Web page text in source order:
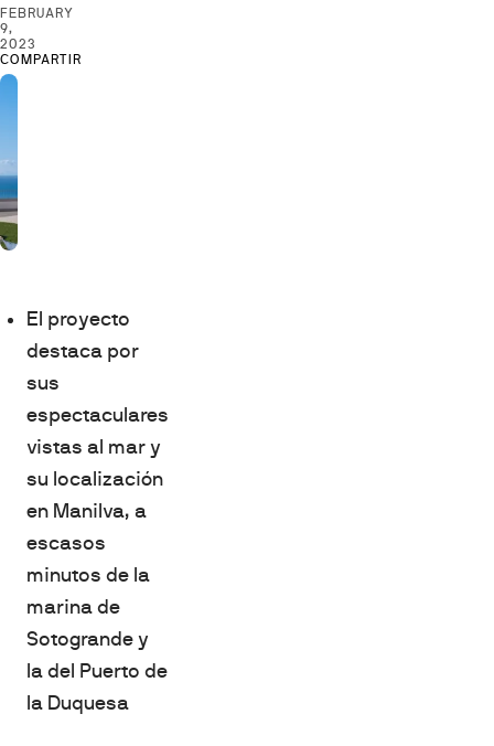
FEBRUARY
9,
2023
COMPARTIR
El proyecto
destaca por
sus
espectaculares
vistas al mar y
su localización
en Manilva, a
escasos
minutos de la
marina de
Sotogrande y
la del Puerto de
la Duquesa